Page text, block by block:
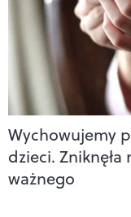
Wychowujemy
dzieci. Zniknęła
ważnego